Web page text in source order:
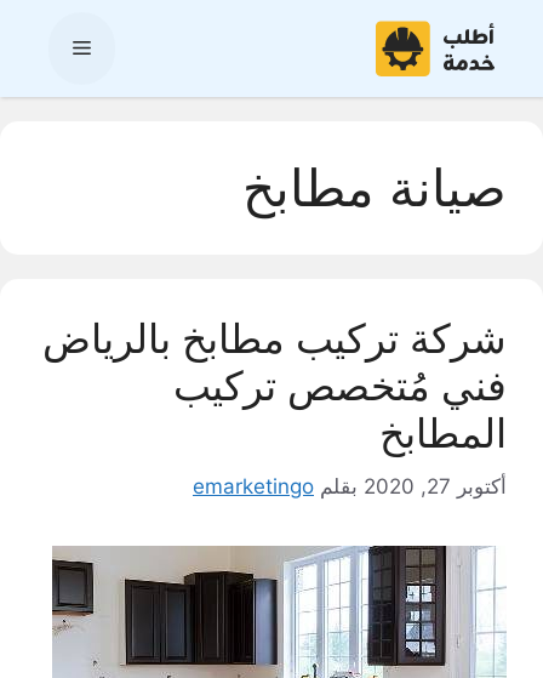
المحتوى
القائمة
صيانة مطابخ
شركة تركيب مطابخ بالرياض
فني مُتخصص تركيب
المطابخ
أكتوبر 27, 2020 بقلم emarketingo